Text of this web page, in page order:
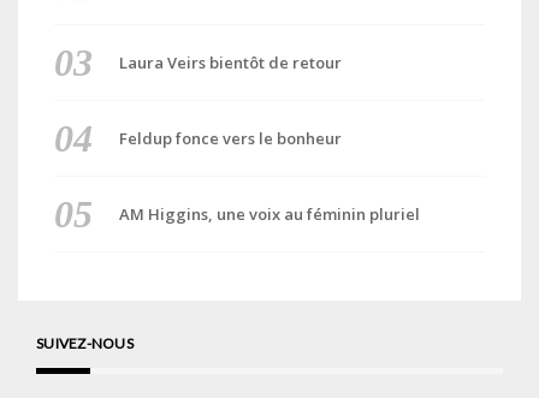
Laura Veirs bientôt de retour
Feldup fonce vers le bonheur
AM Higgins, une voix au féminin pluriel
SUIVEZ-NOUS